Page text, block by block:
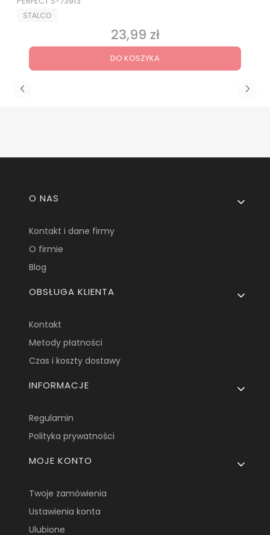
PRODUCENT
STALCO
Cena
23,99 zł
DO KOSZYKA
Linki w stopce
O NAS
Kontakt i dane firmy
O firmie
Blog
OBSŁUGA KLIENTA
Kontakt
Metody płatności
Czas i koszty dostawy
INFORMACJE
Regulamin
Polityka prywatności
MOJE KONTO
Twoje zamówienia
Ustawienia konta
Ulubione